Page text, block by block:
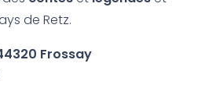
de Retz.
Frossay